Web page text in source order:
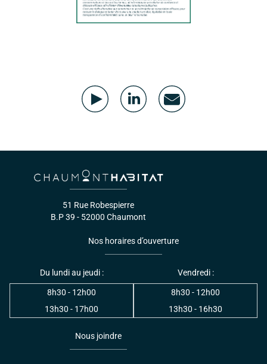
51 Rue Robespierre
B.P 39 - 52000 Chaumont
Nos horaires d’ouverture
Du lundi au jeudi :
8h30 - 12h00
13h30 - 17h00
Vendredi :
8h30 - 12h00
13h30 - 16h30
Nous joindre